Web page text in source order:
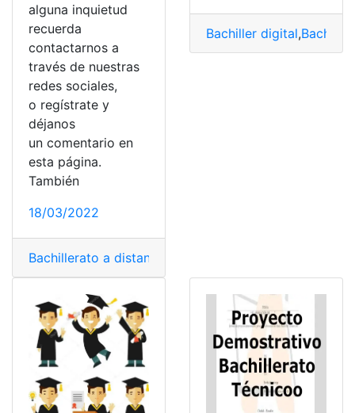
alguna inquietud
recuerda
contactarnos a
través de nuestras
redes sociales,
o regístrate y
déjanos
un comentario en
esta página.
También
18/03/2022
Bachillerato a distancia
Bachiller digital,